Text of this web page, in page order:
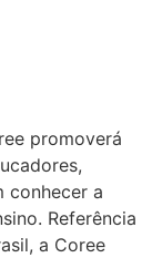
promoverá
conhecer a
Referência
a Coree